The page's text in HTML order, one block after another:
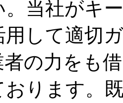
。当社がキ
用して適切
の力をも
おります。